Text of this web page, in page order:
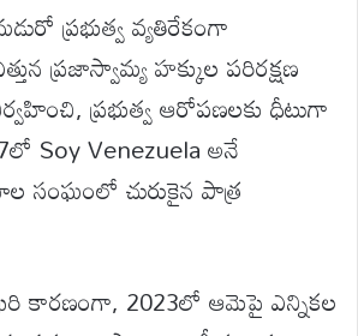
ప్రభుత్వ వ్యతిరేకంగా
ప్రజాస్వామ్య హక్కుల పరిరక్షణ
ప్రభుత్వ ఆరోపణలకు ధీటుగా
Soy Venezuela అనే
సంఘంలో చురుకైన పాత్ర
కారణంగా, 2023లో ఆమెపై ఎన్నికల